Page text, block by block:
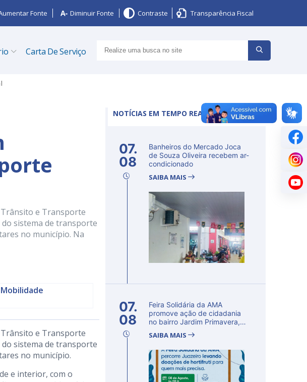
Fonte Diminuir Fonte Contraste Transparência Fiscal
Carta De Serviço
Trânsito e Transporte
do sistema de transporte
no município. Na
Trânsito e Transporte
do sistema de transporte
no município.
e interior, com o
NOTÍCIAS EM TEMPO REAL
07.
08
Banheiros do Mercado Joca
de Souza Oliveira recebem ar-
condicionado
SAIBA MAIS
07.
08
Feira Solidária da AMA
promove ação de cidadania
no bairro Jardim Primavera,
SAIBA MAIS